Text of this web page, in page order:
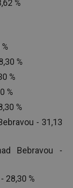
%
%
%
%
%
- 31,13
Bebravou -
28,30 %